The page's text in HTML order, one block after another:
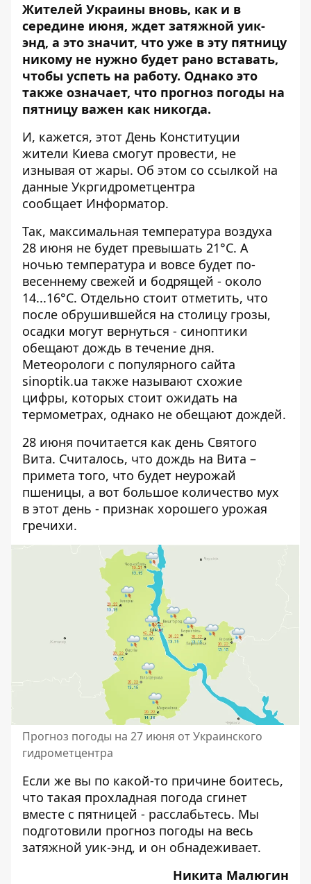
Жителей Украины вновь, как и в
середине июня, ждет затяжной уик-
энд, а это значит, что уже в эту пятницу
никому не нужно будет рано вставать,
чтобы успеть на работу. Однако это
также означает, что прогноз погоды на
пятницу важен как никогда.
И, кажется, этот День Конституции
жители Киева смогут провести, не
изнывая от жары. Об этом со ссылкой на
данные Укргидрометцентра
сообщает Информатор.
Так, максимальная температура воздуха
28 июня не будет превышать 21°C. А
ночью температура и вовсе будет по-
весеннему свежей и бодрящей - около
14...16°C. Отдельно стоит отметить, что
после обрушившейся на столицу грозы,
осадки могут вернуться - синоптики
обещают дождь в течение дня.
Метеорологи с популярного сайта
sinoptik.ua также называют схожие
цифры, которых стоит ожидать на
термометрах, однако не обещают дождей.
28 июня почитается как день Святого
Вита. Считалось, что дождь на Вита –
примета того, что будет неурожай
пшеницы, а вот большое количество мух
в этот день - признак хорошего урожая
гречихи.
Прогноз погоды на 27 июня от Украинского
гидрометцентра
Если же вы по какой-то причине боитесь,
что такая прохладная погода сгинет
вместе с пятницей - расслабьтесь. Мы
подготовили прогноз погоды на весь
затяжной уик-энд, и он обнадеживает.
Никита Малюгин